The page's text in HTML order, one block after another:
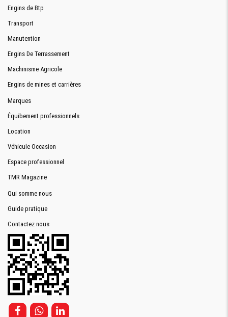
Engins de Btp
Transport
Manutention
Engins De Terrassement
Machinisme Agricole
Engins de mines et carrières
Marques
Équibement professionnels
Location
Véhicule Occasion
Espace professionnel
TMR Magazine
Qui somme nous
Guide pratique
Contactez nous